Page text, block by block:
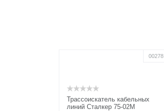
00278
Трассоискатель кабельных
линий Сталкер 75-02М